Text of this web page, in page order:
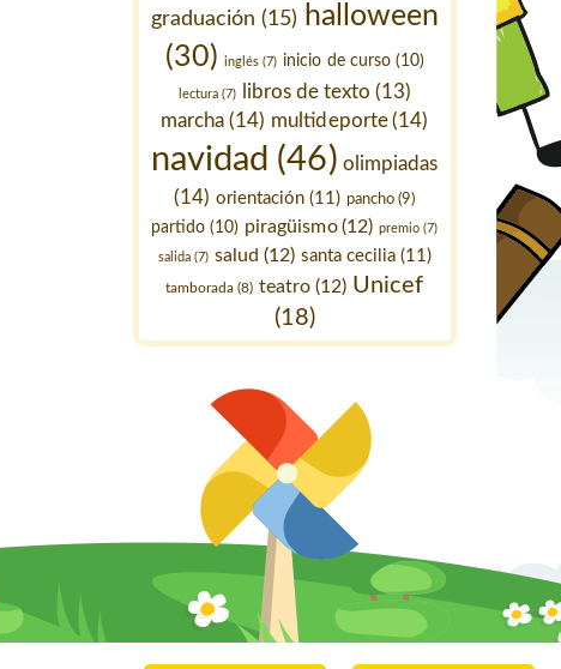
graduación (15)
halloween
(30) inglés (7) inicio de curso(10)
lectura (7) libros de texto (13)
marcha (14) multideporte(14)
navidad (46) olimpiadas
(14) orientación (11) pancho (9)
partido (10) piragüismo(12) premio (7)
salida (7) salud (12) santa cecilia (11)
tamborada (8) teatro (12) Unicef
(18)